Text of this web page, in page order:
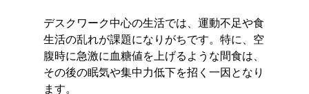
デスクワーク中心の生活では、運動不足や食
生活の乱れが課題になりがちです。特に、空
腹時に急激に血糖値を上げるような間食は、
その後の眠気や集中力低下を招く一因となり
ます。